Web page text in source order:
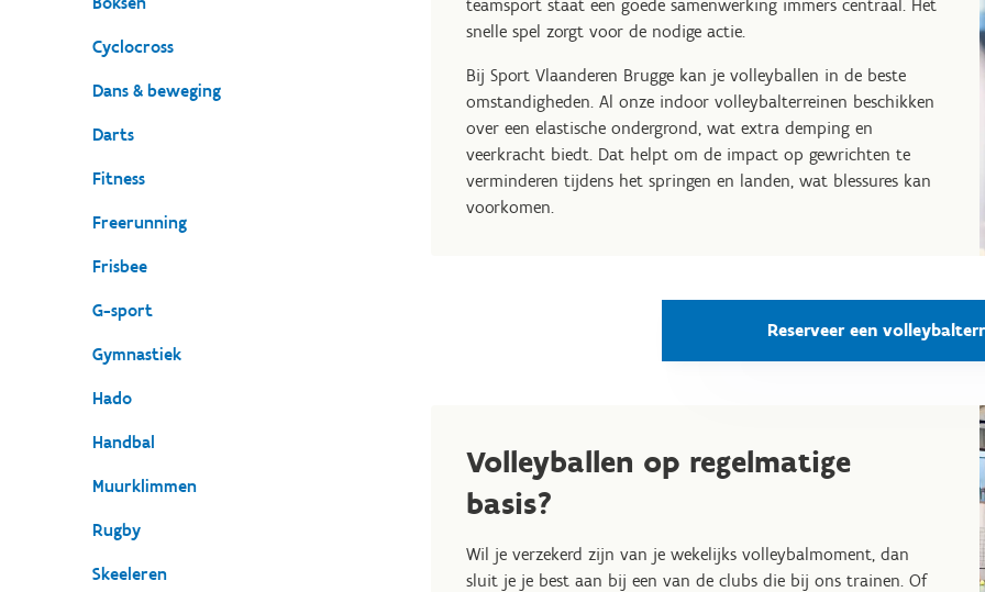
Cyclocross
Dans & beweging
Darts
Fitness
Freerunning
Frisbee
G-sport
Gymnastiek
Hado
Handbal
Muurklimmen
Rugby
Skeeleren
teamsport staat een goede samenwerking immers centraal. Het
snelle spel zorgt voor de nodige actie.
Bij Sport Vlaanderen Brugge kan je volleyballen in de beste
omstandigheden. Al onze indoor volleybalterreinen beschikken
over een elastische ondergrond, wat extra demping en
veerkracht biedt. Dat helpt om de impact op gewrichten te
verminderen tijdens het springen en landen, wat blessures kan
voorkomen.
Reserveer een
Volleyballen op regelmatige
basis?
Wil je verzekerd zijn van je wekelijks volleybalmoment, dan
sluit je je best aan bij een van de clubs die bij ons trainen. Of